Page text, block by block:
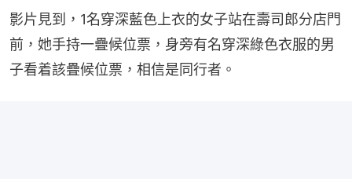
影片見到，1名穿深藍色上衣的女子站在壽司郎分店門
前，她手持一疊候位票，身旁有名穿深綠色衣服的男
子看着該疊候位票，相信是同行者。